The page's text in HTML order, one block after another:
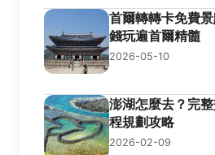
首爾轉轉卡免費
錢玩遍首爾精髓
2026-05-10
澎湖怎麼去？完
程規劃攻略
2026-02-09